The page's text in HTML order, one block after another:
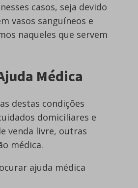
casos, seja devido
vasos sanguíneos e
naqueles que servem
Médica
destas condições
domiciliares e
venda livre, outras
médica.
ajuda médica